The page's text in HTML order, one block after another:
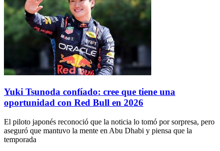
Yuki Tsunoda confíado: cree que tiene una
oportunidad con Red Bull en 2026
El piloto japonés reconoció que la noticia lo tomó por sorpresa, pero
aseguró que mantuvo la mente en Abu Dhabi y piensa que la
temporada